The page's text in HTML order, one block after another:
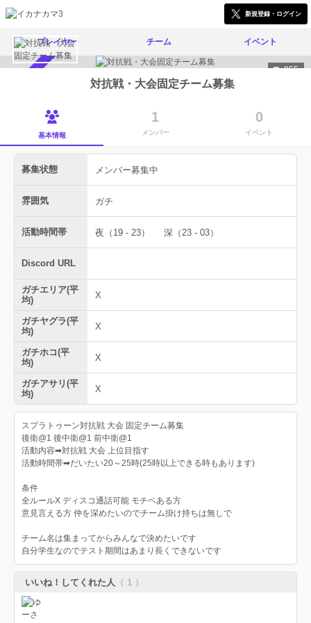
新規登録・ログイン
プレイヤー チーム イベント
855
対抗戦・大会固定チーム募集
基本情報
1
メンバー
0
イベント
募集状態 メンバー募集中
雰囲気 ガチ
活動時間帯 夜（19 - 23） 深（23 - 03）
Discord URL
ガチエリア(平
均)
X
ガチヤグラ(平
均)
X
ガチホコ(平
均)
X
ガチアサリ(平
均)
X
スプラトゥーン対抗戦 大会 固定チーム募集
後衛@1 後中衛@1 前中衛@1
活動内容➡︎対抗戦 大会 上位目指す
活動時間帯➡︎だいたい20～25時(25時以上できる時もあります)
条件
全ルールX ディスコ通話可能 モチベある方
意見言える方 仲を深めたいのでチーム掛け持ちは無しで
チーム名は集まってからみんなで決めたいです
自分学生なのでテスト期間はあまり長くできないです
いいね！してくれた人 （ 1 ）